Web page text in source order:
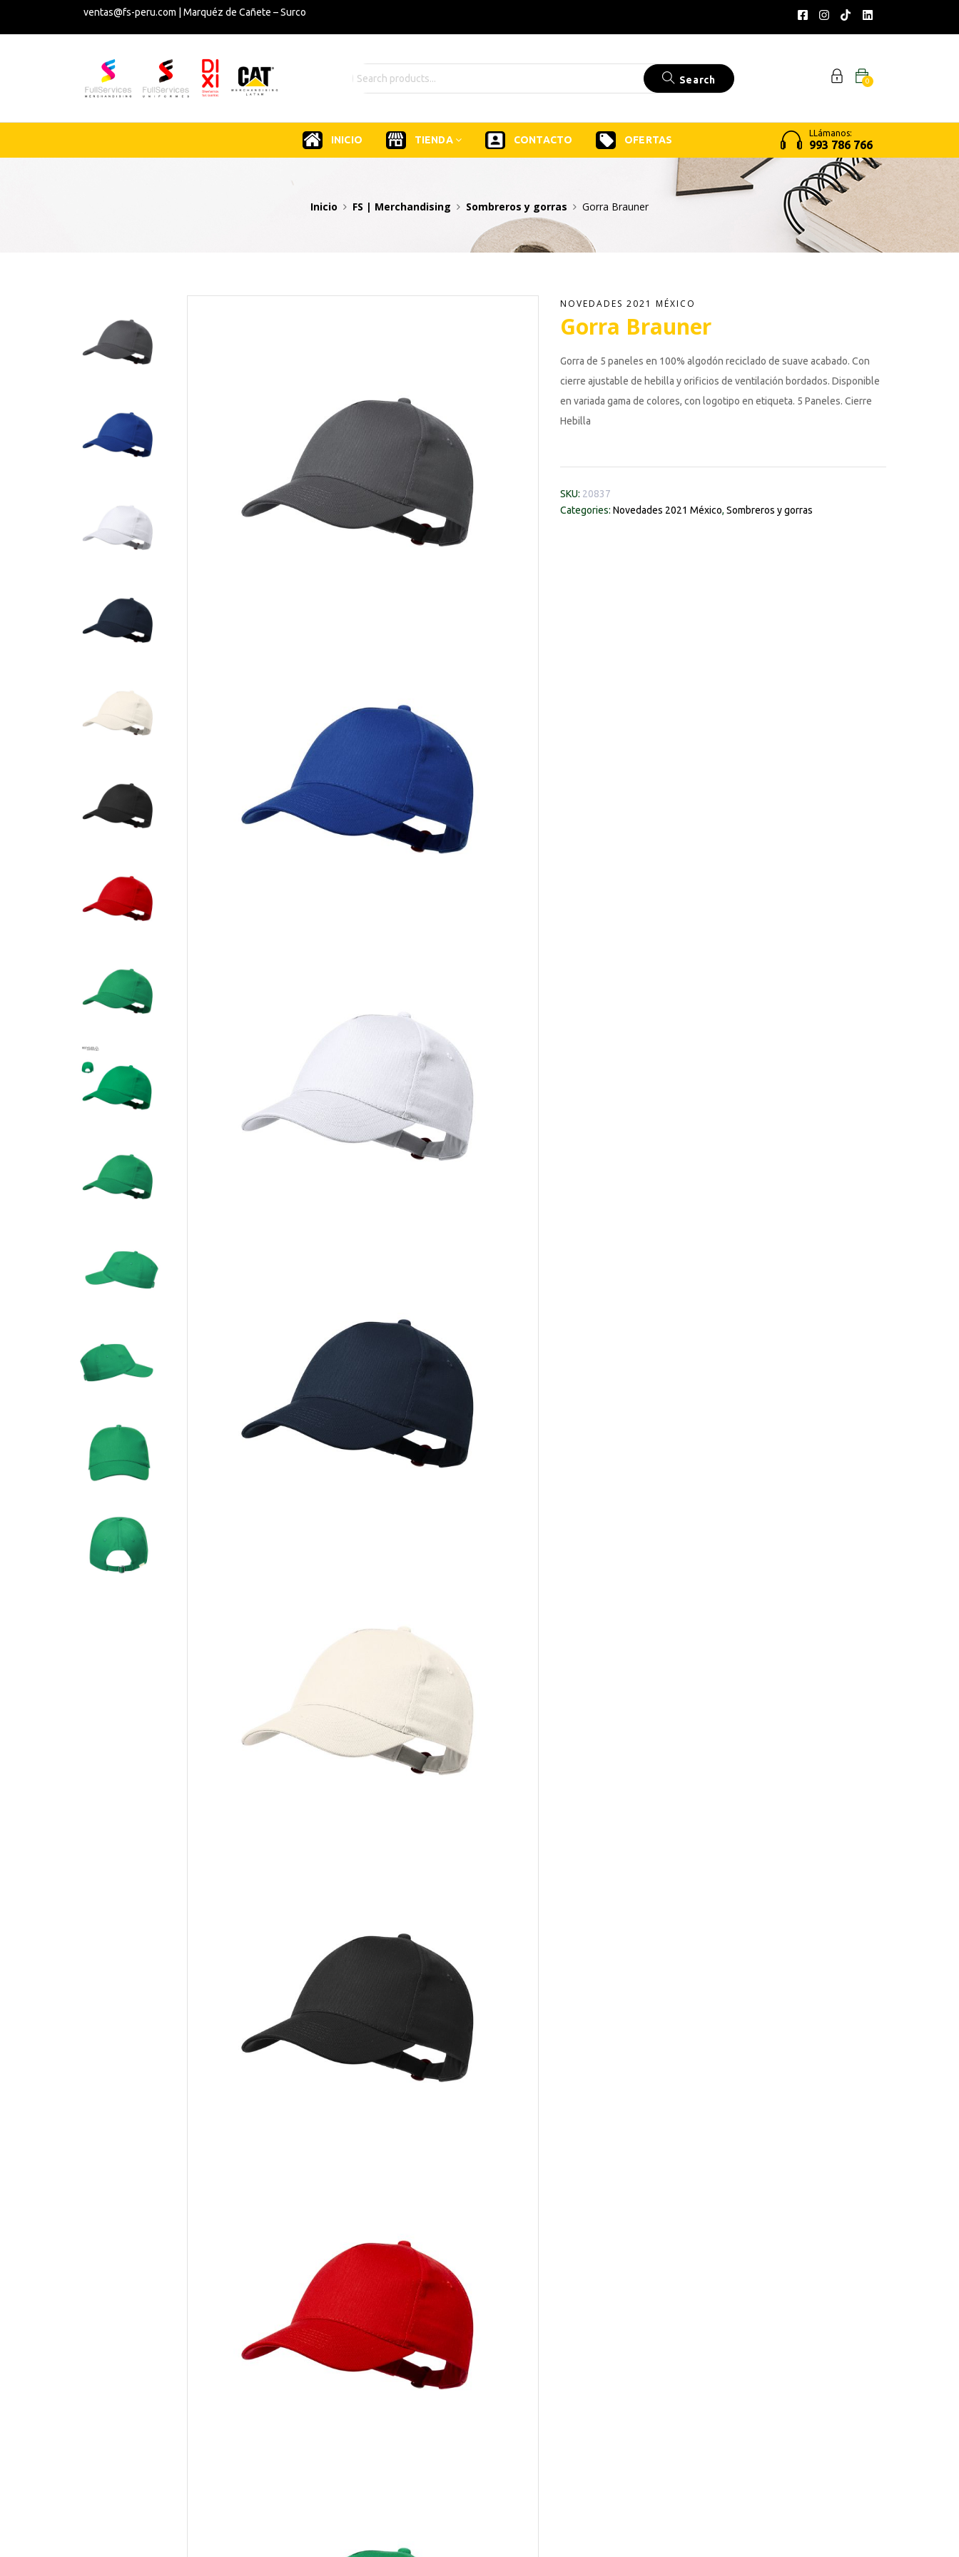
ventas@fs-peru.com | Marquéz de Cañete – Surco
Search 0
INICIO TIENDA CONTACTO OFERTAS
LLámanos:
993 786 766
Inicio FS | Merchandising Sombreros y gorras Gorra Brauner
NOVEDADES 2021 MÉXICO
Gorra Brauner
Gorra de 5 paneles en 100% algodón reciclado de suave acabado. Con
cierre ajustable de hebilla y orificios de ventilación bordados. Disponible
en variada gama de colores, con logotipo en etiqueta. 5 Paneles. Cierre
Hebilla
SKU: 20837
Categories: Novedades 2021 México, Sombreros y gorras